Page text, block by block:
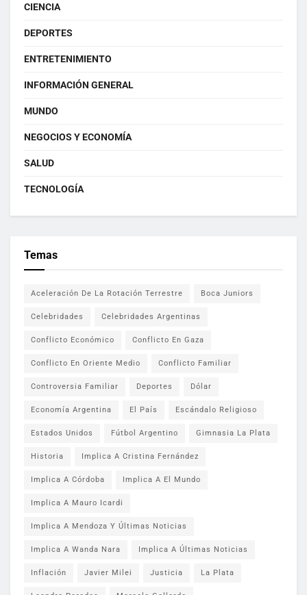
CIENCIA
DEPORTES
ENTRETENIMIENTO
INFORMACIÓN GENERAL
MUNDO
NEGOCIOS Y ECONOMÍA
SALUD
TECNOLOGÍA
Temas
Aceleración De La Rotación Terrestre Boca Juniors
Celebridades Celebridades Argentinas
Conflicto Económico Conflicto En Gaza
Conflicto En Oriente Medio Conflicto Familiar
Controversia Familiar Deportes Dólar
Economía Argentina El País Escándalo Religioso
Estados Unidos Fútbol Argentino Gimnasia La Plata
Historia Implica A Cristina Fernández
Implica A Córdoba Implica A El Mundo
Implica A Mauro Icardi
Implica A Mendoza Y Últimas Noticias
Implica A Wanda Nara Implica A Últimas Noticias
Inflación Javier Milei Justicia La Plata